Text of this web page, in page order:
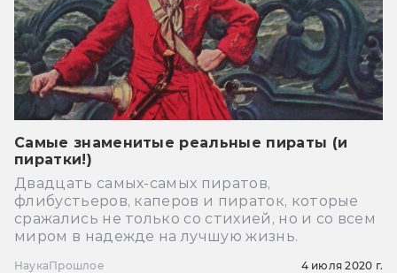
Самые знаменитые реальные пираты (и
пиратки!)
Двадцать самых-самых пиратов,
флибустьеров, каперов и пираток, которые
сражались не только со стихией, но и со всем
миром в надежде на лучшую жизнь.
НаукаПрошлое 4 июля 2020 г.